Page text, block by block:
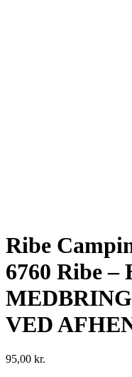
Ribe
6760 Ribe –
VED
95,00 kr.